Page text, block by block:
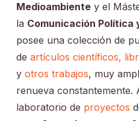
Medioambientey el
la Comunicación Política
posee una colección de
de artículos científicos,
y otros trabajos, muy
renueva constantemente.
laboratorio de proyectos